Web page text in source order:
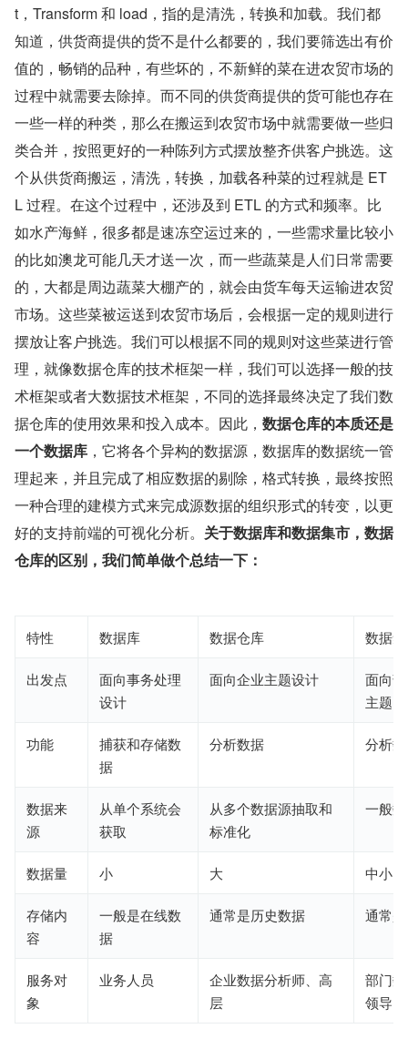
t，Transform 和 load，指的是清洗，转换和加载。我们都
知道，供货商提供的货不是什么都要的，我们要筛选出有价
值的，畅销的品种，有些坏的，不新鲜的菜在进农贸市场的
过程中就需要去除掉。而不同的供货商提供的货可能也存在
一些一样的种类，那么在搬运到农贸市场中就需要做一些归
类合并，按照更好的一种陈列方式摆放整齐供客户挑选。这
个从供货商搬运，清洗，转换，加载各种菜的过程就是 ET
L 过程。在这个过程中，还涉及到 ETL 的方式和频率。比
如水产海鲜，很多都是速冻空运过来的，一些需求量比较小
的比如澳龙可能几天才送一次，而一些蔬菜是人们日常需要
的，大都是周边蔬菜大棚产的，就会由货车每天运输进农贸
市场。这些菜被运送到农贸市场后，会根据一定的规则进行
摆放让客户挑选。我们可以根据不同的规则对这些菜进行管
理，就像数据仓库的技术框架一样，我们可以选择一般的技
术框架或者大数据技术框架，不同的选择最终决定了我们数
据仓库的使用效果和投入成本。因此， 数据仓库的本质还是
一个数据库 ，它将各个异构的数据源，数据库的数据统一管
理起来，并且完成了相应数据的剔除，格式转换，最终按照
一种合理的建模方式来完成源数据的组织形式的转变，以更
好的支持前端的可视化分析。 关于数据库和数据集市，数据
仓库的区别，我们简单做个总结一下：
特性 数据库 数据仓库 数据
出发点
面向事务处理
设计
面向企业主题设计
面向
主题
功能
捕获和存储数
据
分析数据 分析
数据来
源
从单个系统会
获取
从多个数据源抽取和
标准化
一般
数据量 小 大 中小
存储内
容
一般是在线数
据
通常是历史数据 通常
服务对
象
业务人员
企业数据分析师、高
层
部门
领导